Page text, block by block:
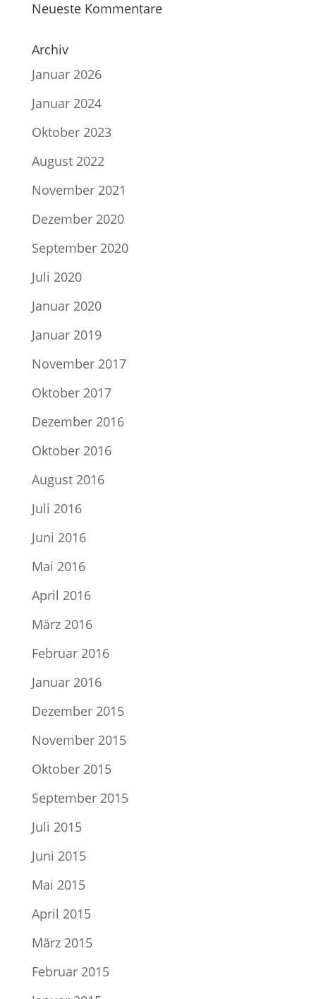
Neueste Kommentare
Archiv
Januar 2026
Januar 2024
Oktober 2023
August 2022
November 2021
Dezember 2020
September 2020
Juli 2020
Januar 2020
Januar 2019
November 2017
Oktober 2017
Dezember 2016
Oktober 2016
August 2016
Juli 2016
Juni 2016
Mai 2016
April 2016
März 2016
Februar 2016
Januar 2016
Dezember 2015
November 2015
Oktober 2015
September 2015
Juli 2015
Juni 2015
Mai 2015
April 2015
März 2015
Februar 2015